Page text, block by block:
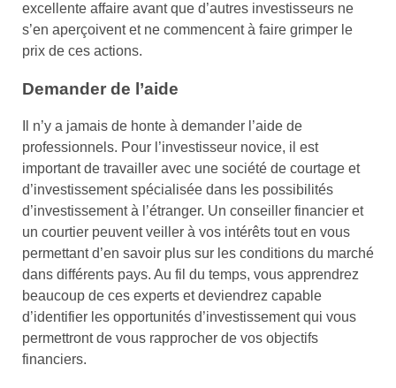
excellente affaire avant que d’autres investisseurs ne
s’en aperçoivent et ne commencent à faire grimper le
prix de ces actions.
Demander de l’aide
Il n’y a jamais de honte à demander l’aide de
professionnels. Pour l’investisseur novice, il est
important de travailler avec une société de courtage et
d’investissement spécialisée dans les possibilités
d’investissement à l’étranger. Un conseiller financier et
un courtier peuvent veiller à vos intérêts tout en vous
permettant d’en savoir plus sur les conditions du marché
dans différents pays. Au fil du temps, vous apprendrez
beaucoup de ces experts et deviendrez capable
d’identifier les opportunités d’investissement qui vous
permettront de vous rapprocher de vos objectifs
financiers.